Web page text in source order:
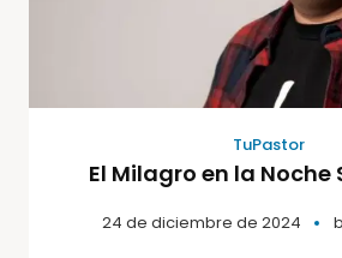
TuPastor
El Milagro en la Noche
24 de diciembre de 2024